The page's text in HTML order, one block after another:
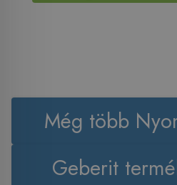
Még több
Geberit